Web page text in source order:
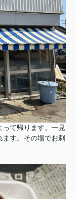
って帰ります。一見
す。その場でお刺